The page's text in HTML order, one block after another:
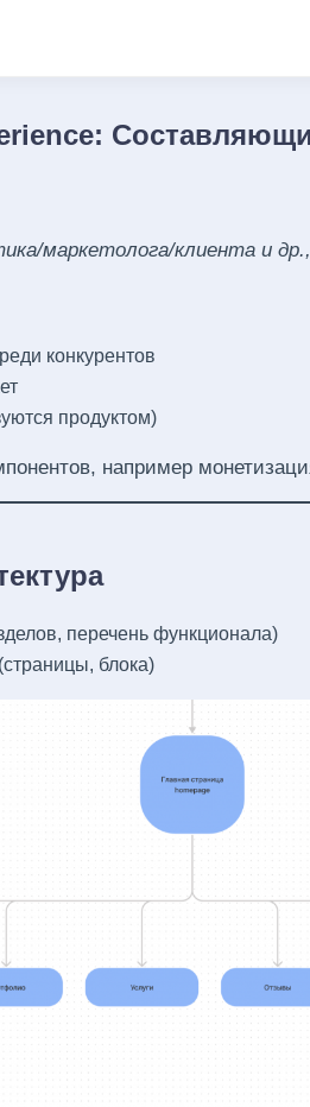
маркетолога/клиента и
конкурентов
продуктом)
например
перечень функционала)
блока)